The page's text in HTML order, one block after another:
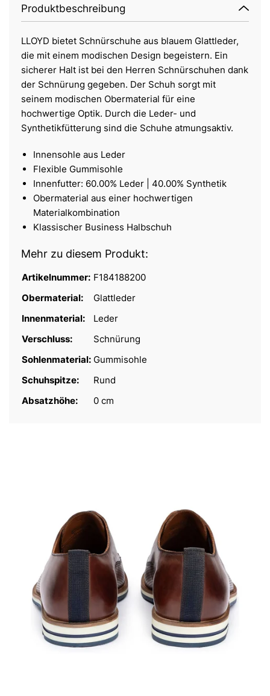
Produktbeschreibung
LLOYD bietet Schnürschuhe aus blauem Glattleder,
die mit einem modischen Design begeistern. Ein
sicherer Halt ist bei den Herren Schnürschuhen dank
der Schnürung gegeben. Der Schuh sorgt mit
seinem modischen Obermaterial für eine
hochwertige Optik. Durch die Leder- und
Synthetikfütterung sind die Schuhe atmungsaktiv.
Innensohle aus Leder
Flexible Gummisohle
Innenfutter: 60.00% Leder | 40.00% Synthetik
Obermaterial aus einer hochwertigen
Materialkombination
Klassischer Business Halbschuh
Mehr zu diesem Produkt:
Artikelnummer: F184188200
Obermaterial:
Glattleder
Innenmaterial:
Leder
Verschluss:
Schnürung
Sohlenmaterial: Gummisohle
Schuhspitze:
Rund
Absatzhöhe:
0 cm